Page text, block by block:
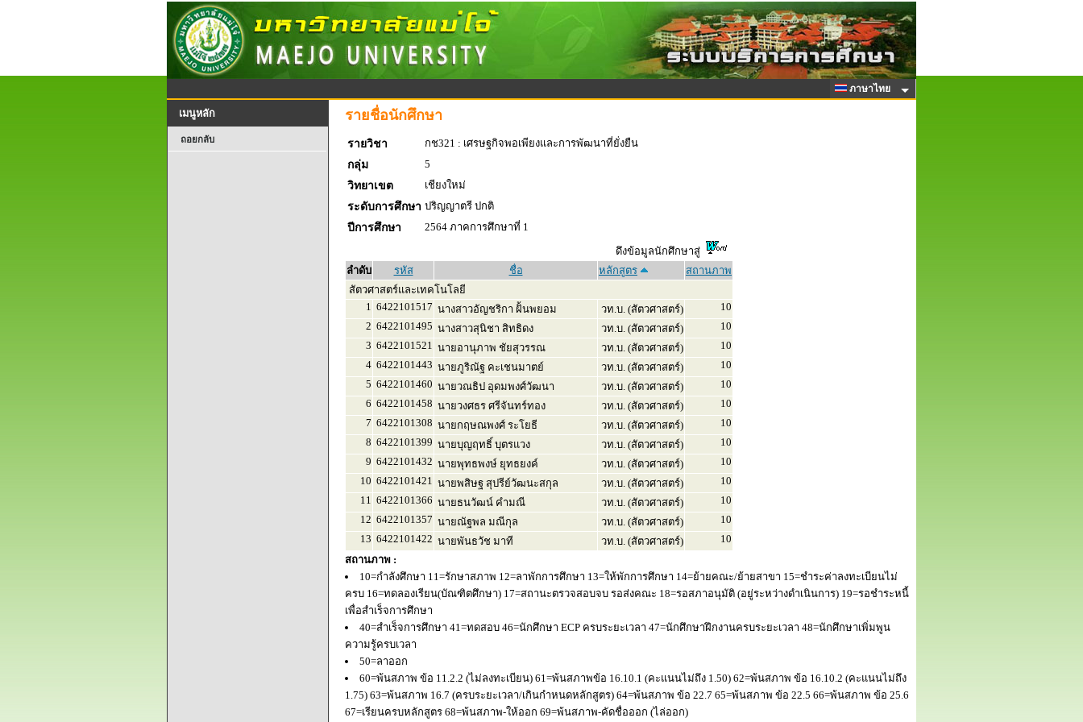
ภาษาไทย
เมนูหลัก
ถอยกลับ
รายชื่อนักศึกษา
รายวิชา
กช321 : เศรษฐกิจพอเพียงและการพัฒนาที่ยั่งยืน
กลุ่ม
5
วิทยาเขต
เชียงใหม่
ระดับการศึกษา ปริญญาตรี ปกติ
ปีการศึกษา
2564 ภาคการศึกษาที่ 1
ดึงข้อมูลนักศึกษาสู่
ลำดับ
รหัส ชื่อ หลักสูตร
สถานภาพ
สัตวศาสตร์และเทคโนโลยี
1 6422101517 นางสาวอัญชริกา ฝั้นพยอม วท.บ. (สัตวศาสตร์)
10
2 6422101495 นางสาวสุนิชา สิทธิดง วท.บ. (สัตวศาสตร์)
10
3 6422101521 นายอานุภาพ ชัยสุวรรณ วท.บ. (สัตวศาสตร์)
10
4 6422101443 นายภูริณัฐ คะเชนมาตย์ วท.บ. (สัตวศาสตร์)
10
5 6422101460 นายวณธิป อุดมพงศ์วัฒนา วท.บ. (สัตวศาสตร์)
10
6 6422101458 นายวงศธร ศรีจันทร์ทอง วท.บ. (สัตวศาสตร์)
10
7 6422101308 นายกฤษณพงศ์ ระโยธี วท.บ. (สัตวศาสตร์)
10
8 6422101399 นายบุญฤทธิ์ บุตรแวง วท.บ. (สัตวศาสตร์)
10
9 6422101432 นายพุทธพงษ์ ยุทธยงค์ วท.บ. (สัตวศาสตร์)
10
10 6422101421 นายพสิษฐ สุปรีย์วัฒนะสกุล วท.บ. (สัตวศาสตร์)
10
11 6422101366 นายธนวัฒน์ คำมณี วท.บ. (สัตวศาสตร์)
10
12 6422101357 นายณัฐพล มณีกุล วท.บ. (สัตวศาสตร์)
10
13 6422101422 นายพันธวัช มาที วท.บ. (สัตวศาสตร์)
10
สถานภาพ :
10=กำลังศึกษา 11=รักษาสภาพ 12=ลาพักการศึกษา 13=ให้พักการศึกษา 14=ย้ายคณะ/ย้ายสาขา 15=ชำระค่าลงทะเบียนไม่
ครบ 16=ทดลองเรียน(บัณฑิตศึกษา) 17=สถานะตรวจสอบจบ รอส่งคณะ 18=รอสภาอนุมัติ (อยู่ระหว่างดำเนินการ) 19=รอชำระหนี้
เพื่อสำเร็จการศึกษา
40=สำเร็จการศึกษา 41=ทดสอบ 46=นักศึกษา ECP ครบระยะเวลา 47=นักศึกษาฝึกงานครบระยะเวลา 48=นักศึกษาเพิ่มพูน
ความรู้ครบเวลา
50=ลาออก
60=พ้นสภาพ ข้อ 11.2.2 (ไม่ลงทะเบียน) 61=พ้นสภาพข้อ 16.10.1 (คะแนนไม่ถึง 1.50) 62=พ้นสภาพ ข้อ 16.10.2 (คะแนนไม่ถึง
1.75) 63=พ้นสภาพ 16.7 (ครบระยะเวลา/เกินกำหนดหลักสูตร) 64=พ้นสภาพ ข้อ 22.7 65=พ้นสภาพ ข้อ 22.5 66=พ้นสภาพ ข้อ 25.6
67=เรียนครบหลักสูตร 68=พ้นสภาพ-ให้ออก 69=พ้นสภาพ-คัดชื่อออก (ไล่ออก)